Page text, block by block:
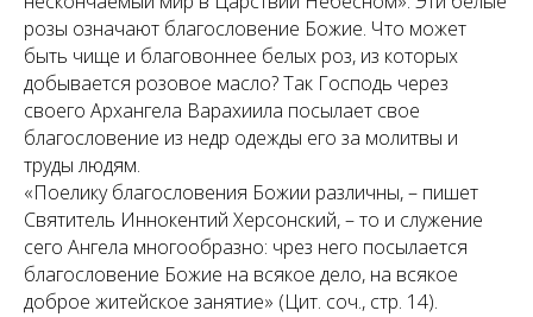
розы означают благословение Божие. Что может
быть чище и благовоннее белых роз, из которых
добывается розовое масло? Так Господь через
своего Архангела Варахиила посылает свое
благословение из недр одежды его за молитвы и
труды людям.
«Поелику благословения Божии различны, – пишет
Святитель Иннокентий Херсонский, – то и служение
сего Ангела многообразно: чрез него посылается
благословение Божие на всякое дело, на всякое
доброе житейское занятие» (Цит. соч., стр. 14).